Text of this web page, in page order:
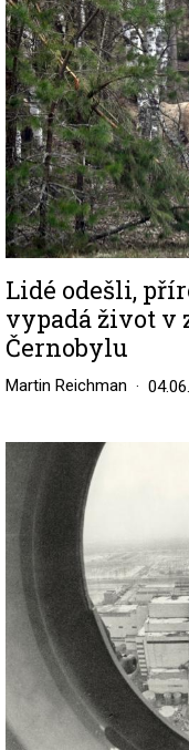
Lidé odešli,
vypadá život v
Černobylu
Martin Reichman
Image